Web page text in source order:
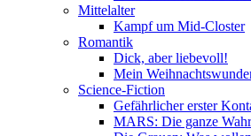
Mittelalter
Kampf um Mid-Closter
Romantik
Dick, aber liebevoll!
Mein
Science-Fiction
Gefährlicher erster
MARS: Die ganze